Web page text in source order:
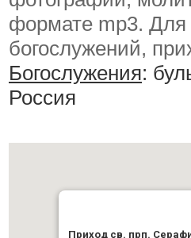
формате mp3. Для
богослужений,
Богослужения:
Россия
Приход св. прп.